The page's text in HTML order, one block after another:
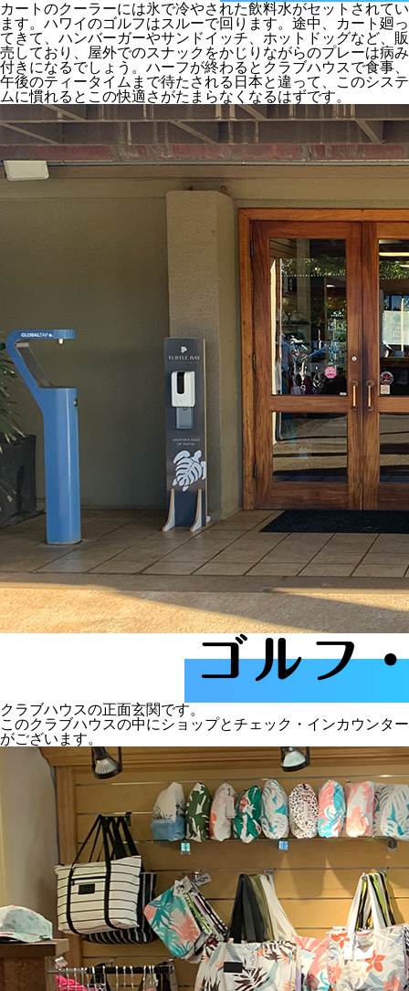
カートのクーラーには氷で冷やされた飲料水がセットされてい
ます。ハワイのゴルフはスルーで回ります。途中、カート廻っ
てきて、ハンバーガーやサンドイッチ、ホットドッグなど、販
売しており、屋外でのスナックをかじりながらのプレーは病み
付きになるでしょう。ハーフが終わるとクラブハウスで食事、
午後のティータイムまで待たされる日本と違って、このシステ
ムに慣れるとこの快適さがたまらなくなるはずです。
クラブハウスの正面玄関です。
このクラブハウスの中にショップとチェック・インカウンター
がございます。